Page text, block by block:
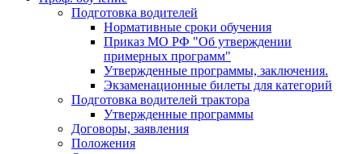
Подготовка водителей
Нормативные сроки обучения
Приказ МО РФ "Об утверждении
примерных программ"
Утвержденные программы, заключения.
Экзаменационные билеты для категорий
Подготовка водителей трактора
Утвержденные программы
Договоры, заявления
Положения